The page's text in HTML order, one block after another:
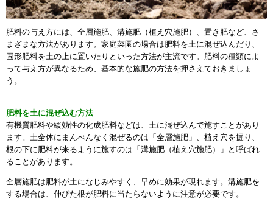
肥料の与え方には、全層施肥、溝施肥（植え穴施肥）、置き肥など、さ
まざまな方法があります。家庭菜園の場合は肥料を土に混ぜ込んだり、
固形肥料を土の上に置いたりといった方法が主流です。肥料の種類によ
って与え方が異なるため、基本的な施肥の方法を押さえておきましょ
う。
肥料を土に混ぜ込む方法
有機質肥料や緩効性の化成肥料などは、土に混ぜ込んで施すことがあり
ます。土全体にまんべんなく混ぜるのは「全層施肥」、植え穴を掘り、
根の下に肥料が来るように施すのは「溝施肥（植え穴施肥）」と呼ばれ
ることがあります。
全層施肥は肥料が土になじみやすく、早めに効果が現れます。溝施肥を
する場合は、伸びた根が肥料に当たらないように注意が必要です。